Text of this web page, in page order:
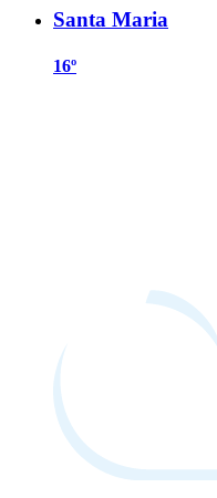
Santa Maria
16º